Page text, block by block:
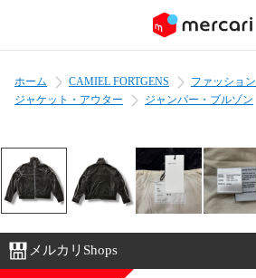
ホーム CAMIEL FORTGENS ファッション
ジャケット・アウター
ジャンパー・ブルゾン
メルカリShops